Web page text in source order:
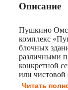
Описание
Пушкино
комплекс
блочных
различными
конкретной
или чистовой
квартал
Читать